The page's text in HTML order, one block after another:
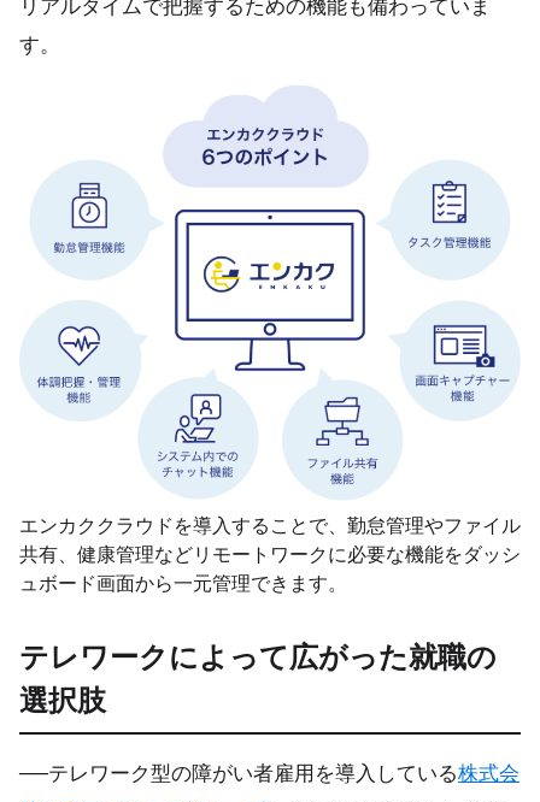
リアルタイムで把握するための機能も備わっていま
す。
エンカククラウドを導入することで、勤怠管理やファイル
共有、健康管理などリモートワークに必要な機能をダッシ
ュボード画面から一元管理できます。
テレワークによって広がった就職の
選択肢
──テレワーク型の障がい者雇用を導入している株式会